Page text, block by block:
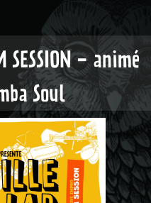
SESSION - animé
Soul